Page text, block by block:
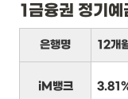
1금융권 정기예
은행명 12개
iM뱅크